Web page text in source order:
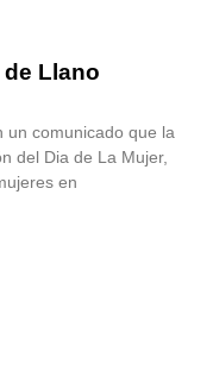
Llano
un comunicado que la
del Dia de La Mujer,
en